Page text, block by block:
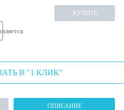
КУПИТЬ
В "1 КЛИК"
ОПИСАНИЕ